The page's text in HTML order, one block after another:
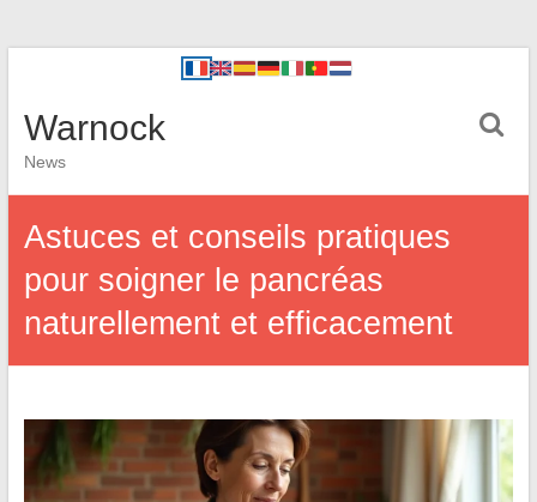
Warnock
News
Astuces et conseils pratiques
pour soigner le pancréas
naturellement et efficacement